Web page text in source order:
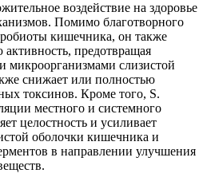
воздействие на здоровье
Помимо благотворного
кишечника, он также
предотвращая
микроорганизмами слизистой
снижает или полностью
токсинов. Кроме того, S.
местного и системного
целостность и усиливает
оболочки кишечника и
в направлении улучшения